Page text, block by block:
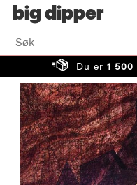
big
Du er 1 500